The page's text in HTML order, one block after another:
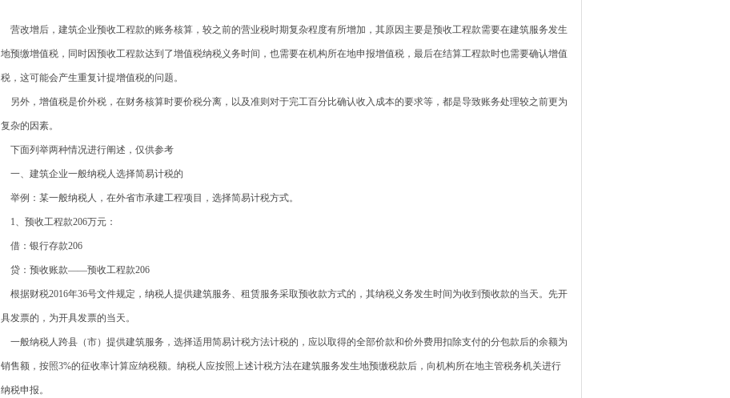
营改增后，建筑企业预收工程款的账务核算，较之前的营业税时期复杂程度有所增加，其原因主要是预收工程款需要在建筑服务发生
地预缴增值税，同时因预收工程款达到了增值税纳税义务时间，也需要在机构所在地申报增值税，最后在结算工程款时也需要确认增值
税，这可能会产生重复计提增值税的问题。
另外，增值税是价外税，在财务核算时要价税分离，以及准则对于完工百分比确认收入成本的要求等，都是导致账务处理较之前更为
复杂的因素。
下面列举两种情况进行阐述，仅供参考
一、建筑企业一般纳税人选择简易计税的
举例：某一般纳税人，在外省市承建工程项目，选择简易计税方式。
1、预收工程款206万元：
借：银行存款206
贷：预收账款——预收工程款206
根据财税2016年36号文件规定，纳税人提供建筑服务、租赁服务采取预收款方式的，其纳税义务发生时间为收到预收款的当天。先开
具发票的，为开具发票的当天。
一般纳税人跨县（市）提供建筑服务，选择适用简易计税方法计税的，应以取得的全部价款和价外费用扣除支付的分包款后的余额为
销售额，按照3%的征收率计算应纳税额。纳税人应按照上述计税方法在建筑服务发生地预缴税款后，向机构所在地主管税务机关进行
纳税申报。